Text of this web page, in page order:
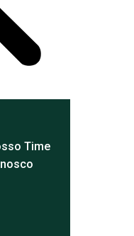
Time